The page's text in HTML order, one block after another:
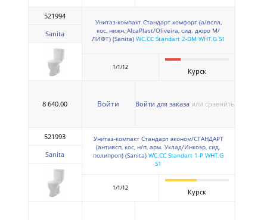
521994
Sanita
Унитаз-компакт Стандарт комфорт (а/вспл,
кос, нижн, AlcaPlast/Oliveira, сид. дюро М/
ЛИФТ) (Sanita) WC.CC Standart 2-DM WHT.G S1
1/1/12 Курск
8 640.00 Войти Войти для заказа или сравнить
521993
Sanita
Унитаз-компакт Стандарт эконом/СТАНДАРТ
(антивсп, кос, н/п, арм. Уклад/Инкоэр, сид.
полипроп) (Sanita) WC.CC Standart 1-P WHT.G
S1
1/1/12 Курск